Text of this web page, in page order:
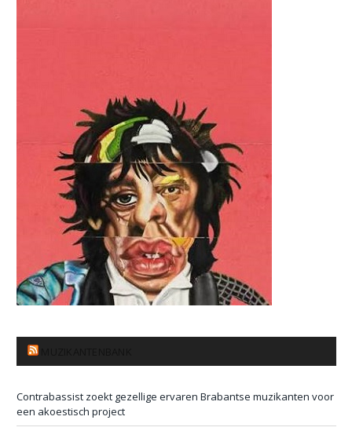
Contrabassist zoekt gezellige ervaren Brabantse muzikanten voor
een akoestisch project